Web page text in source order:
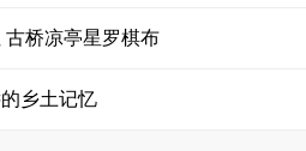
桥凉亭星罗棋布
乡土记忆